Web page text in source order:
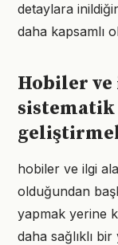
detaylara
daha kapsamlı
Hobiler
sistematik
hobiler ve ilgi
olduğundan
yapmak yerine
daha sağlıklı bir